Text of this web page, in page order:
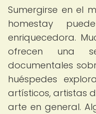
Sumergirse en el
homestay
enriquecedora.
ofrecen una
documentales
huéspedes
artísticos, artistas
arte en general.